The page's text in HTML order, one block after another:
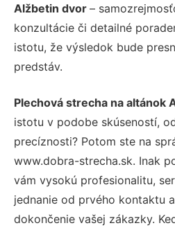
Alžbetin dvor –
konzultácie či detailné
istotu, že výsledok bude
predstáv.
Plechová strecha na altánok
istotu v podobe skúseností,
precíznosti? Potom ste na
www.dobra-strecha.sk. Inak
vám vysokú profesionalitu,
jednanie od prvého kontaktu
dokončenie vašej zákazky.